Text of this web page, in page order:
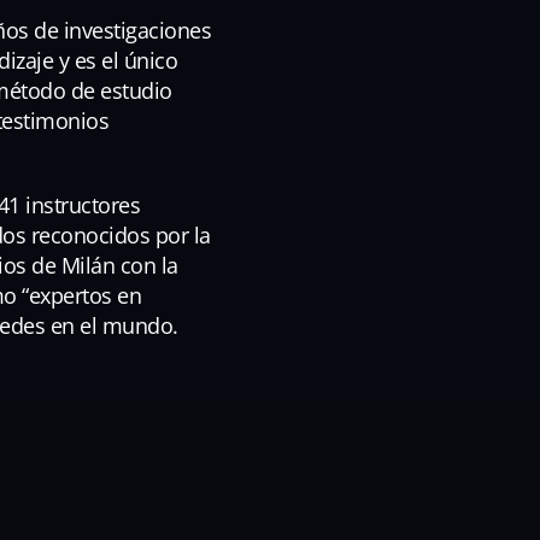
de investigaciones
y es el único
de estudio
instructores
reconocidos por la
de Milán con la
“expertos en
en el mundo.